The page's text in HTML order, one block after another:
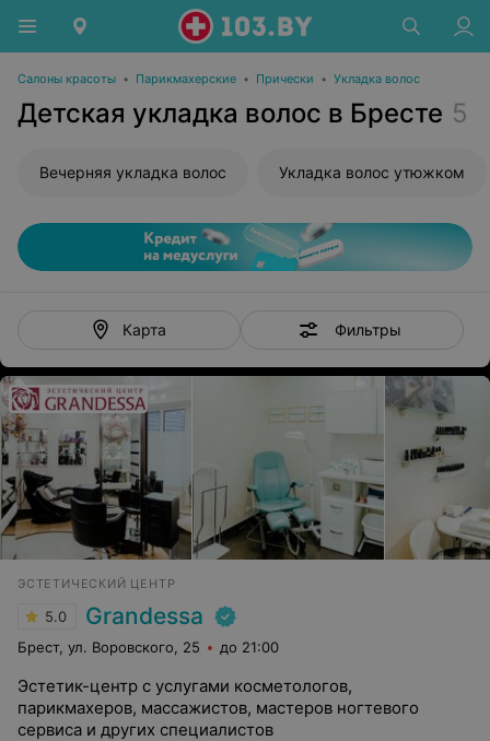
Салоны красоты • Парикмахерские • Прически • Укладка волос
Детская укладка волос в Бресте 5
Вечерняя укладка волос Укладка волос утюжком
Карта Фильтры
ЭСТЕТИЧЕСКИЙ ЦЕНТР
5.0 Grandessa
Брест, ул. Воровского, 25 до 21:00
Эстетик-центр с услугами косметологов,
парикмахеров, массажистов, мастеров ногтевого
сервиса и других специалистов